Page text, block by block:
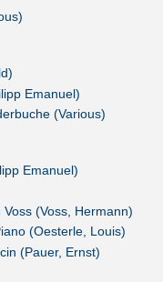
Emanuel)
(Various)
Emanuel)
(Voss, Hermann)
(Oesterle, Louis)
(Pauer, Ernst)